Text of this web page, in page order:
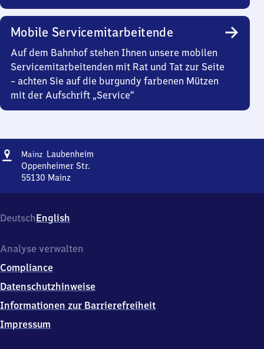
Mobile Servicemitarbeitende
Auf dem Bahnhof stehen Ihnen unsere mobilen
Servicemitarbeitenden mit Rat und Tat zur Seite
– achten Sie auf die burgundy farbenen Mützen
mit der Aufschrift „Service“
Adresse
Mainz Laubenheim
Oppenheimer Str.
55130 Mainz
Oppenheimer
Str.,
5
3
0
DeutschEnglish
Analyse verwalten
Compliance
Datenschutzhinweise
Informationen zur Barrierefreiheit
Impressum